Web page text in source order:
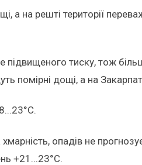
а на решті території
тиску, тож
помірні дощі, а на
хмарність, опадів не
+21...23°С.